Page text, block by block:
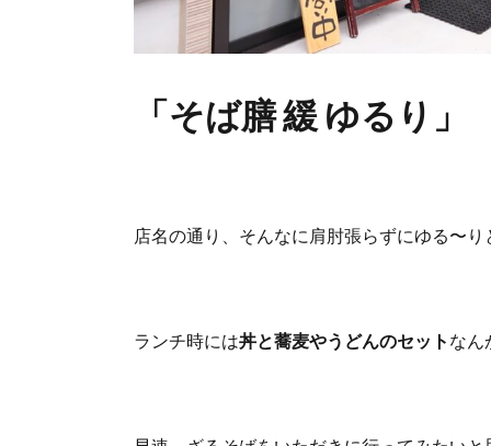
「そば膳 緩 ゆるり」
店名の通り、そんなに肩肘張らずにゆる〜
ランチ時には丼と蕎麦やうどんのセット なん